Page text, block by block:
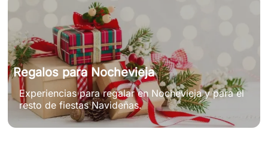
Regalos para Nochevieja
Experiencias para regalar en Nochevieja y para el
resto de fiestas Navideñas.